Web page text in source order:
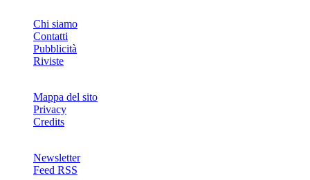
Chi siamo
Contatti
Pubblicità
Riviste
Mappa del sito
Privacy
Credits
Newsletter
Feed RSS